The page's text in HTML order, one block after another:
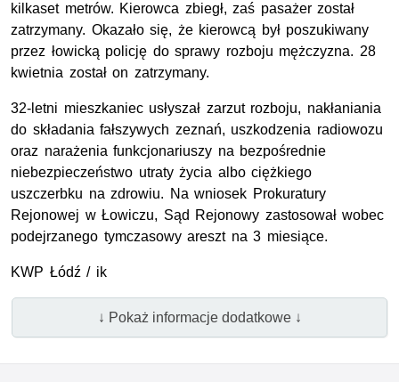
kilkaset metrów. Kierowca zbiegł, zaś pasażer został
zatrzymany. Okazało się, że kierowcą był poszukiwany
przez łowicką policję do sprawy rozboju mężczyzna. 28
kwietnia został on zatrzymany.
32-letni mieszkaniec usłyszał zarzut rozboju, nakłaniania
do składania fałszywych zeznań, uszkodzenia radiowozu
oraz narażenia funkcjonariuszy na bezpośrednie
niebezpieczeństwo utraty życia albo ciężkiego
uszczerbku na zdrowiu. Na wniosek Prokuratury
Rejonowej w Łowiczu, Sąd Rejonowy zastosował wobec
podejrzanego tymczasowy areszt na 3 miesiące.
KWP Łódź / ik
↓ Pokaż informacje dodatkowe ↓